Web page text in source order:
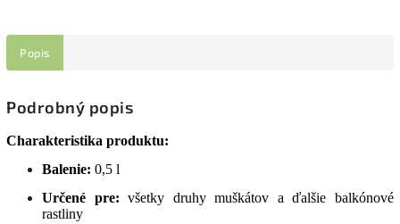
Popis
Podrobný popis
Charakteristika produktu:
Balenie: 0,5 l
Určené pre: všetky druhy muškátov a ďalšie balkónové
rastliny